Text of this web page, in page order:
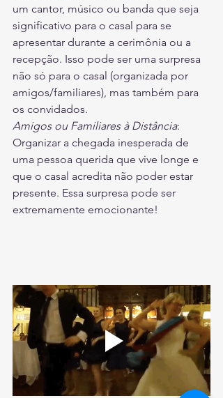
um cantor, músico ou banda que seja
significativo para o casal para se
apresentar durante a cerimônia ou a
recepção. Isso pode ser uma surpresa
não só para o casal (organizada por
amigos/familiares), mas também para
os convidados.
Amigos ou Familiares à Distância:
Organizar a chegada inesperada de
uma pessoa querida que vive longe e
que o casal acredita não poder estar
presente. Essa surpresa pode ser
extremamente emocionante!